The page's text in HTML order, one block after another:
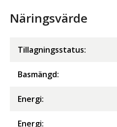
Näringsvärde
Tillagningsstatus:
Basmängd:
Energi:
Energi: